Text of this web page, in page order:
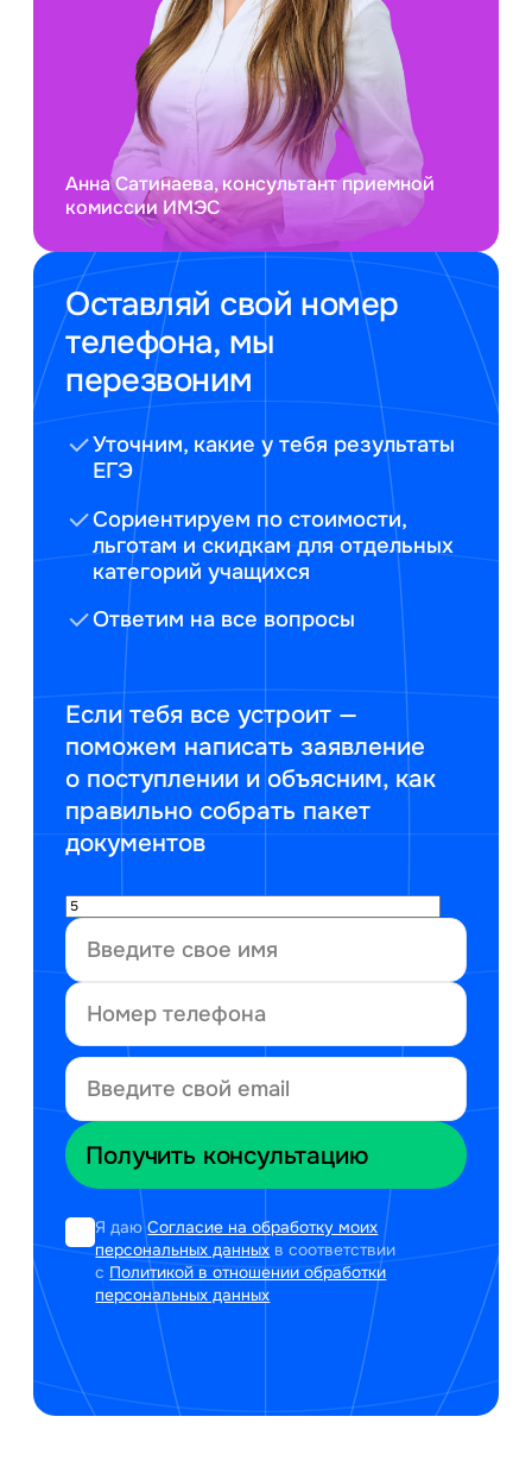
Оставляй свой номер
телефона, мы
перезвоним
Уточним, какие у тебя результаты
ЕГЭ
Сориентируем по стоимости,
льготам и скидкам для отдельных
категорий учащихся
Ответим на все вопросы
Если тебя все устроит —
поможем написать заявление
о поступлении и объясним, как
правильно собрать пакет
документов
Я даюСогласие на обработку моих
персональных данных в соответствии
с Политикой в отношении обработки
персональных данных
Анна Сатинаева, консультант приемной
комиссии ИМЭС